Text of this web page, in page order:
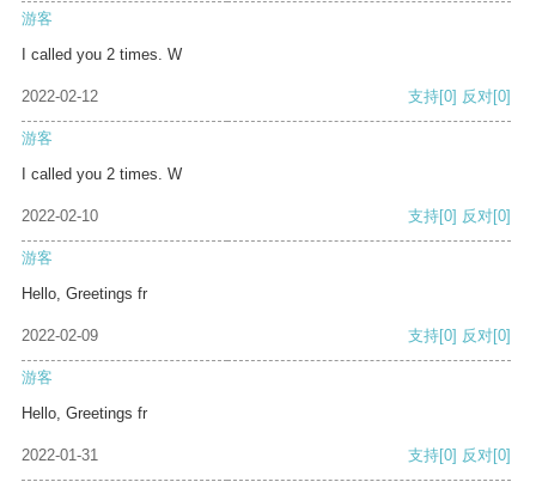
游客
I called you 2 times. W
2022-02-12 支持[0] 反对[0]
游客
I called you 2 times. W
2022-02-10 支持[0] 反对[0]
游客
Hello, Greetings fr
2022-02-09 支持[0] 反对[0]
游客
Hello, Greetings fr
2022-01-31 支持[0] 反对[0]